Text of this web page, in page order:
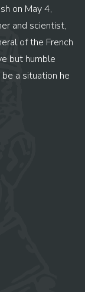
on May 4,
and scientist,
of the French
but humble
a situation he